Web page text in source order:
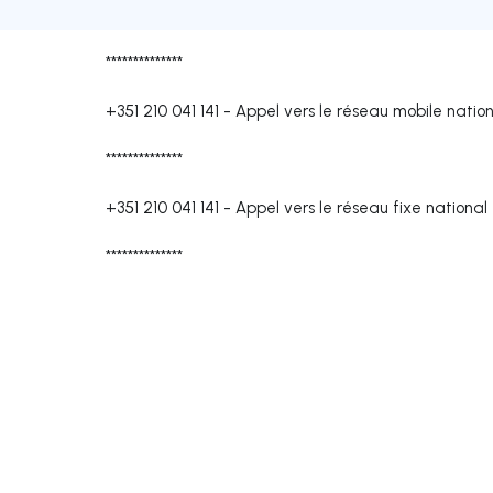
**************
+351 210 041 141 - Appel vers le réseau mobile
**************
+351 210 041 141 - Appel vers le réseau fixe national
**************